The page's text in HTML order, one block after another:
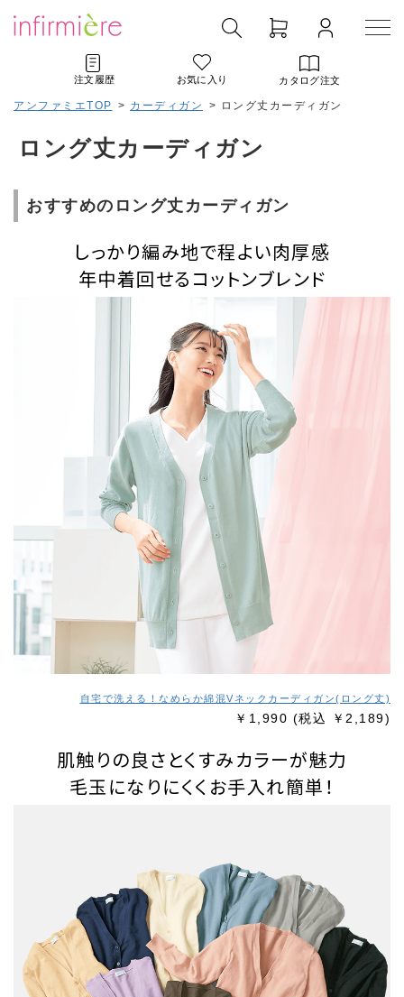
注文履歴 お気に入り カタログ注文
アンファミエTOP > カーディガン > ロング丈カーディガン
ロング丈カーディガン
おすすめのロング丈カーディガン
しっかり編み地で程よい肉厚感
年中着回せるコットンブレンド
自宅で洗える！なめらか綿混Vネックカーディガン(ロング丈)
￥1,990 (税込 ￥2,189)
肌触りの良さとくすみカラーが魅力
毛玉になりにくくお手入れ簡単！